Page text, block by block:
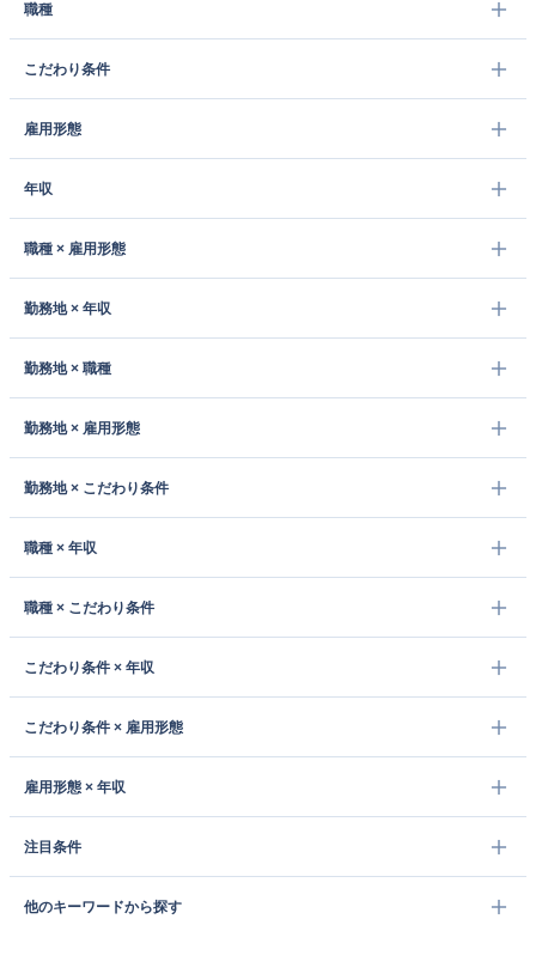
職種
こだわり条件
雇用形態
年収
職種 × 雇用形態
勤務地 × 年収
勤務地 × 職種
勤務地 × 雇用形態
勤務地 × こだわり条件
職種 × 年収
職種 × こだわり条件
こだわり条件 × 年収
こだわり条件 × 雇用形態
雇用形態 × 年収
注目条件
他のキーワードから探す